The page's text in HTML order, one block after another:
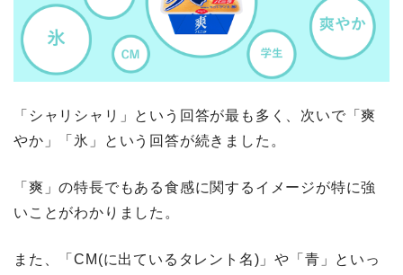
「シャリシャリ」という回答が最も多く、次いで「爽
やか」「氷」という回答が続きました。
「爽」の特長でもある食感に関するイメージが特に強
いことがわかりました。
また、「CM(に出ているタレント名)」や「青」といっ